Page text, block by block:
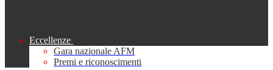
Eccellenze
Gara nazionale AFM
Premi e riconoscimenti